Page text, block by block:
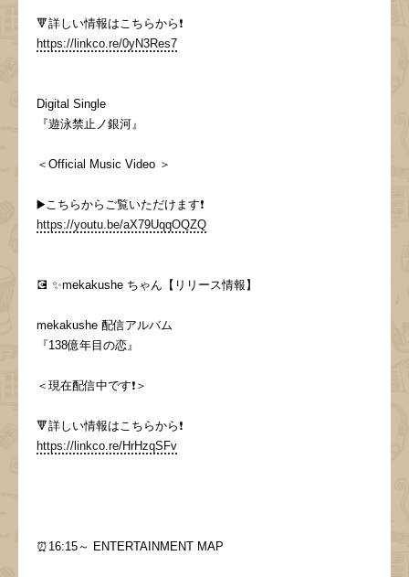
🔻詳しい情報はこちらから❗️
https://linkco.re/0yN3Res7
Digital Single
『遊泳禁止ノ銀河』
＜Official Music Video ＞
▶️こちらからご覧いただけます❗️
https://youtu.be/aX79UqqOQZQ
💽 ✨mekakushe ちゃん【リリース情報】
mekakushe 配信アルバム
『138億年目の恋』
＜現在配信中です❗️＞
🔻詳しい情報はこちらから❗️
https://linkco.re/HrHzqSFv
⏰16:15～ ENTERTAINMENT MAP